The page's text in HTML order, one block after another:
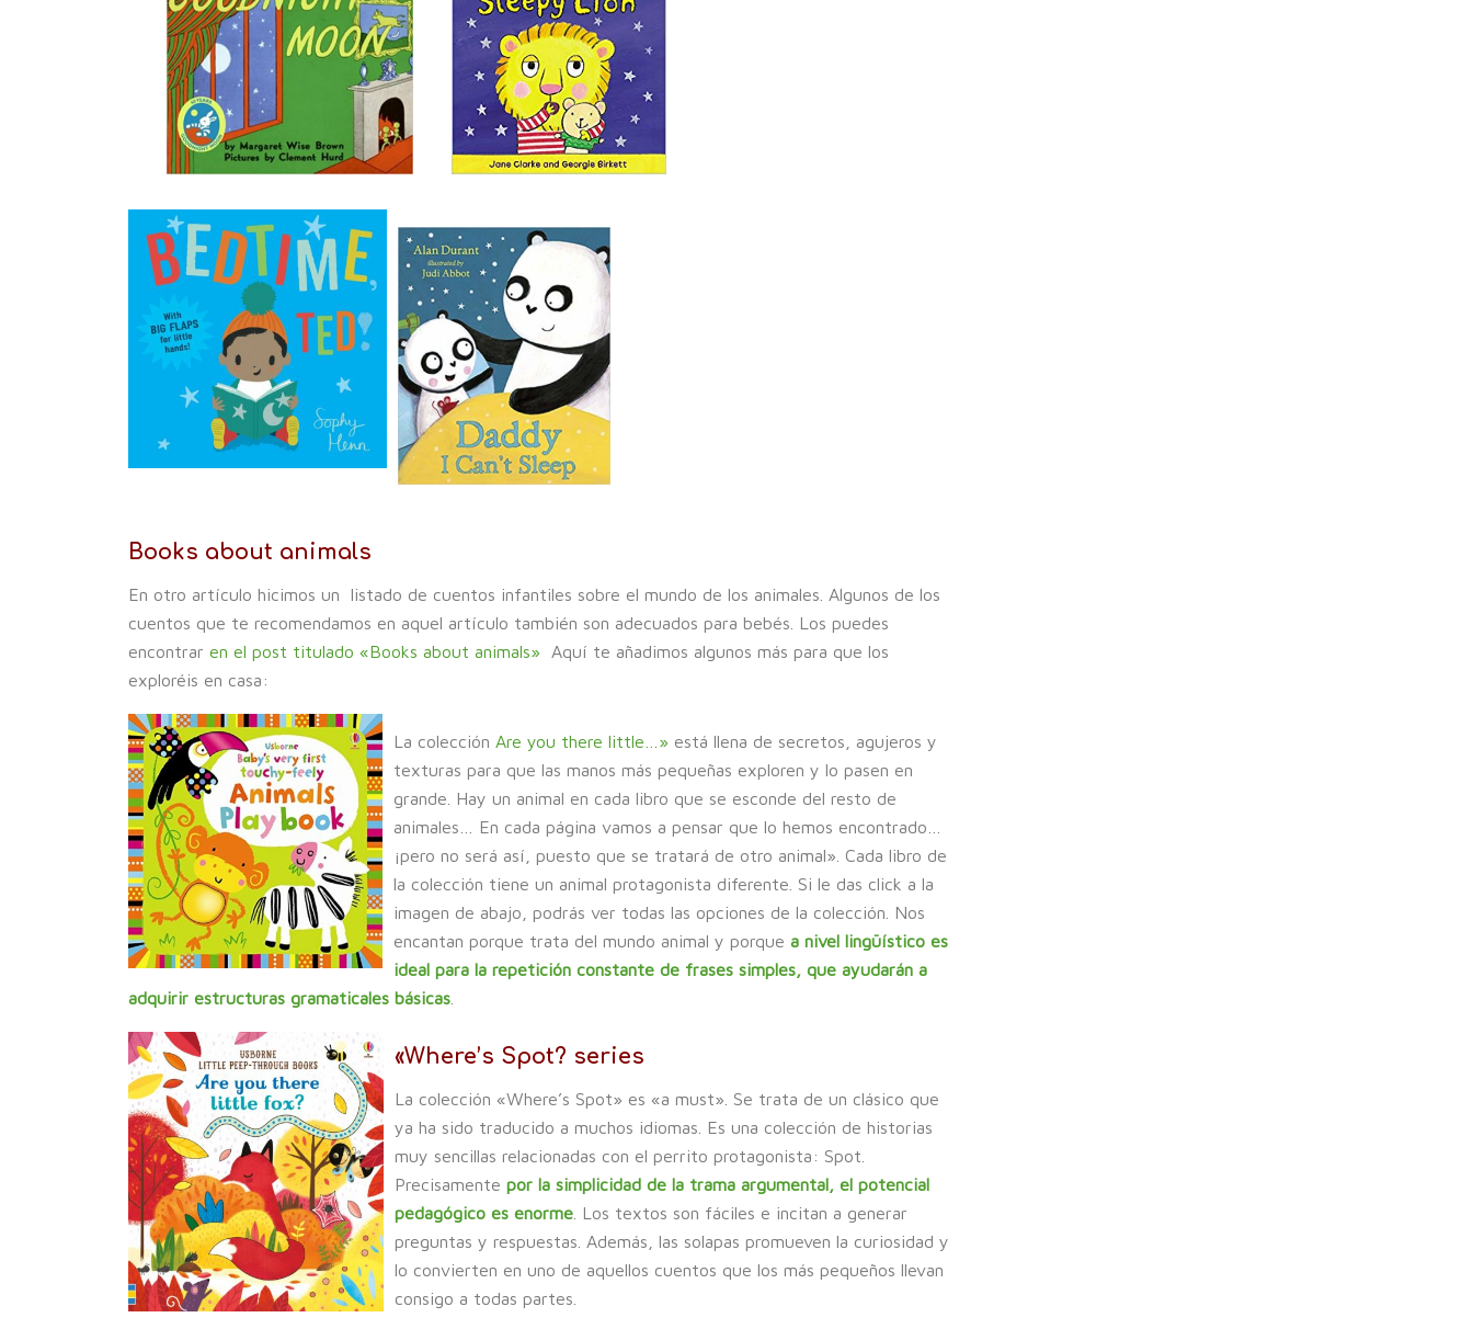
Books about animals
En otro artículo hicimos un listado de cuentos infantiles sobre el mundo de los animales. Algunos de los
cuentos que te recomendamos en aquel artículo también son adecuados para bebés. Los puedes
encontraren el post titulado «Books about animals» Aquí te añadimos algunos más para que los
exploréis en casa:
La colecciónAre you there little…» está llena de secretos, agujeros y
texturas para que las manos más pequeñas exploren y lo pasen en
grande. Hay un animal en cada libro que se esconde del resto de
animales… En cada página vamos a pensar que lo hemos encontrado…
¡pero no será así, puesto que se tratará de otro animal». Cada libro de
la colección tiene un animal protagonista diferente. Si le das click a la
imagen de abajo, podrás ver todas las opciones de la colección. Nos
encantan porque trata del mundo animal y porquea nivel lingüístico es
ideal para la repetición constante de frases simples, que ayudarán a
adquirir estructuras gramaticales básicas
«Where’s Spot? series
La colección «Where’s Spot» es «a must». Se trata de un clásico que
ya ha sido traducido a muchos idiomas. Es una colección de historias
muy sencillas relacionadas con el perrito protagonista: Spot.
Precisamentepor la simplicidad de la trama argumental, el potencial
pedagógico es enorme . Los textos son fáciles e incitan a generar
preguntas y respuestas. Además, las solapas promueven la curiosidad y
lo convierten en uno de aquellos cuentos que los más pequeños llevan
consigo a todas partes.